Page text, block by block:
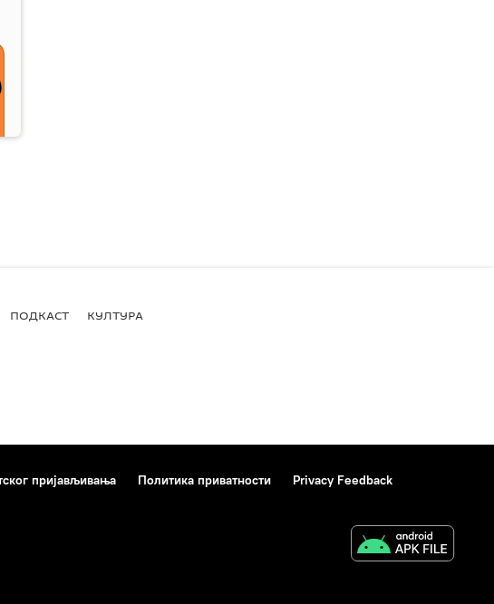
ПОДКАСТ КУЛТУРА
пријављивања Политика приватности Privacy Feedback